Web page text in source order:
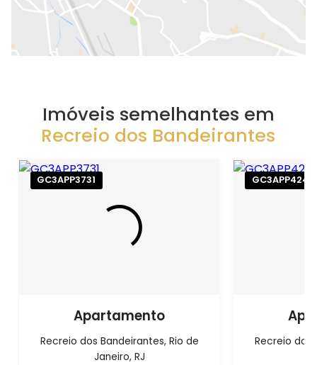
Imóveis semelhantes em
Recreio dos Bandeirantes
GC3APP3731
Apartamento
Recreio dos Bandeirantes, Rio de
Janeiro, RJ
GC3APP4243
Recreio dos